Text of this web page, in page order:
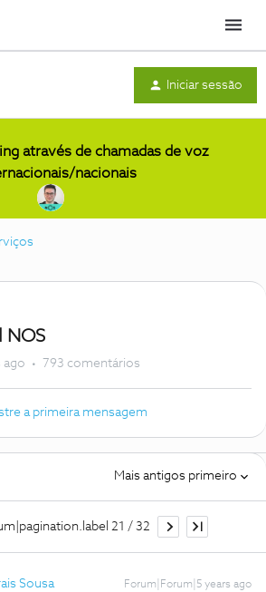
Menu
Iniciar sessão
através de chamadas de voz
nacionais
NOS
ago 793 comentários
a primeira mensagem
Mais antigos primeiro
21 / 32
Sousa Forum|Forum|5 years ago